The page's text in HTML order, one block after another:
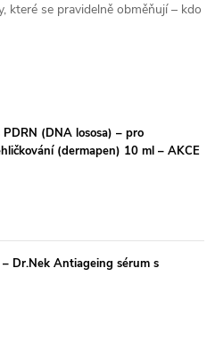
které se pravidelně obměňují – kdo
(DNA lososa) – pro
(dermapen) 10 ml – AKCE
Dr.Nek Antiageing sérum s